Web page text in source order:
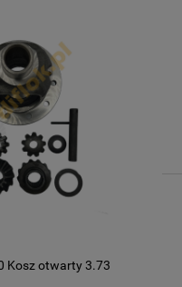
Kosz otwarty 3.73